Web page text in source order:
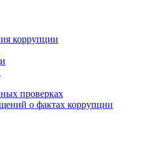
коррупции
проверках
о фактах коррупции